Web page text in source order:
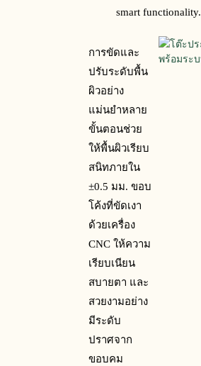
smart functionality.
การขัดและ
ปรับระดับพื้น
ผิวอย่าง
แม่นยำหลาย
ขั้นตอนช่วย
ให้พื้นผิวเรียบ
สนิทภายใน
±0.5 มม. ขอบ
โค้งที่ขัดเงา
ด้วยเครื่อง
CNC ให้ความ
เรียบเนียน
สบายตา และ
สวยงามอย่าง
มีระดับ
ปราศจาก
ขอบคม